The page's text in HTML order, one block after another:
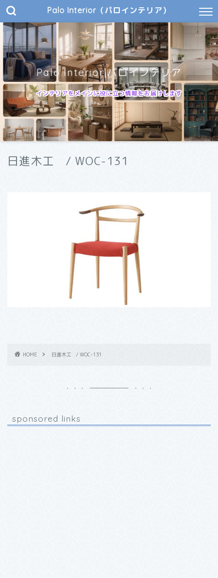
Palo Interior（パロインテリア）
Palo Interior|パロインテリア
インテリアをメインに役に立つ情報をお届けします
日進木工 / WOC-131
HOME 日進木工 / WOC-131
sponsored links